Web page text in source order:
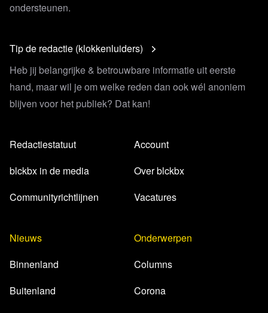
ondersteunen.
Tip de redactie (klokkenluiders)
Heb jij belangrijke & betrouwbare informatie uit eerste
hand, maar wil je om welke reden dan ook wél anoniem
blijven voor het publiek? Dat kan!
Redactiestatuut
blckbx in de media
Communityrichtlijnen
Account
Over blckbx
Vacatures
Nieuws
Binnenland
Buitenland
Onderwerpen
Columns
Corona